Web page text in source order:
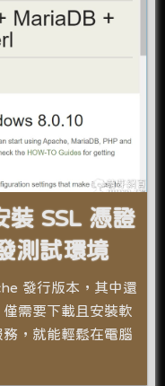
裝 SSL 憑證
測試環境
發行版本，其中還
需要下載且安裝軟
，就能輕鬆在電腦